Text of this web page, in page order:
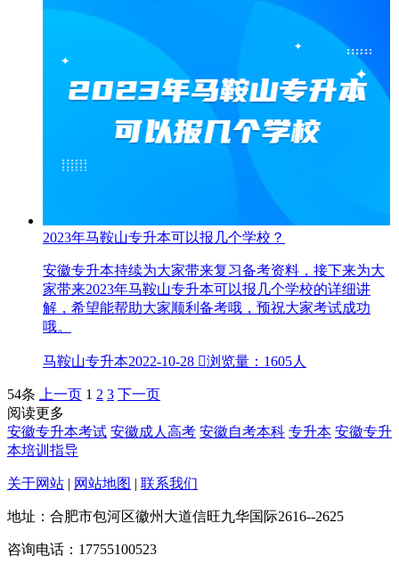
2023年马鞍山专升本可以报几个学校？
安徽专升本持续为大家带来复习备考资料，接下来为大
家带来2023年马鞍山专升本可以报几个学校的详细讲
解，希望能帮助大家顺利备考哦，预祝大家考试成功
哦。
马鞍山专升本2022-10-28 浏览量：1605人
54条 上一页 1 2 3 下一页
阅读更多
安徽专升本考试 安徽成人高考 安徽自考本科 专升本 安徽专升
本培训指导
关于网站 | 网站地图 | 联系我们
地址：合肥市包河区徽州大道信旺九华国际2616--2625
咨询电话：17755100523